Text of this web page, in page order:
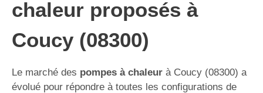
chaleur proposés à
Coucy (08300)
Le marché des pompes à chaleur à Coucy (08300) a
évolué pour répondre à toutes les configurations de